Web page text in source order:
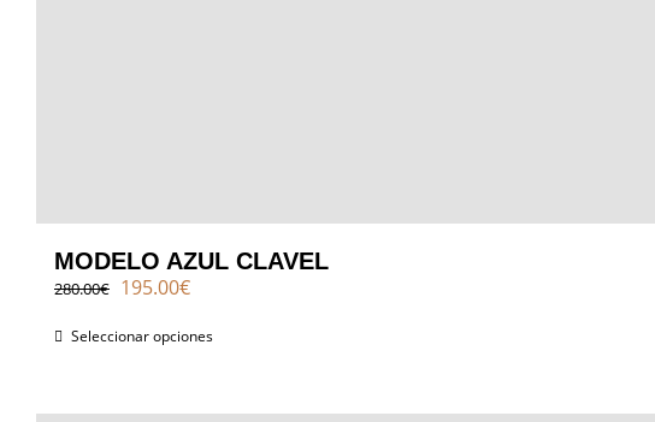
MODELO AZUL CLAVEL
280.00€ El
original
195.00€El
actual
Seleccionar opciones